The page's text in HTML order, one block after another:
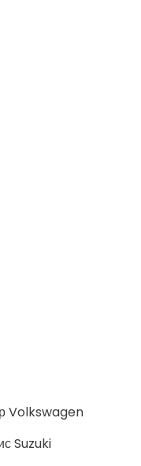
Volkswagen
Suzuki